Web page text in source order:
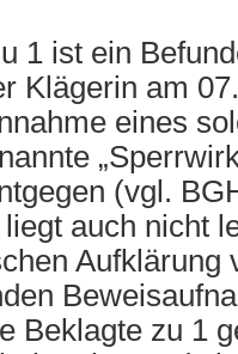
1 ist ein
Klägerin am
eines
(vgl.
auch nicht
Aufklärung
Beklagte zu 1